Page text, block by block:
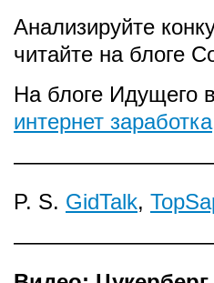
Анализируйте
читайте на блоге
На блоге Идущего
интернет заработка
P. S. GidTalk,